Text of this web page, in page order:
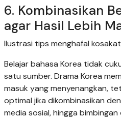
6. Kombinasikan
agar Hasil Lebih
Ilustrasi tips menghafal
Belajar bahasa Korea tidak
satu sumber. Drama Korea
masuk yang menyenangkan,
optimal jika dikombinasikan
media sosial, hingga bimbingan